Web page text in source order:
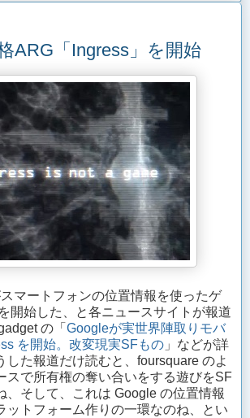
ARG「Ingress」を開始
マートフォンの位置情報を使ったゲ
開始した、と各ニュースサイトが報道
の「 Googleが実世界陣取りモバ
を開始。改変現実SFもの 」などが詳
した報道だけ読むと、foursquare のよ
スで所有権の奪い合いをする遊びをSF
、そして、これは Google の位置情報
ットフォーム作りの一環なのね、とい